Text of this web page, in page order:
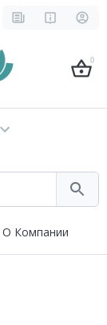
0
О Компании